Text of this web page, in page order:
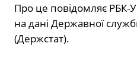
Про це повідомляє РБК-
на дані Державної
(Держстат).